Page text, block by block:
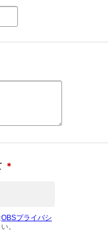
＊
OBSプライバシ
。